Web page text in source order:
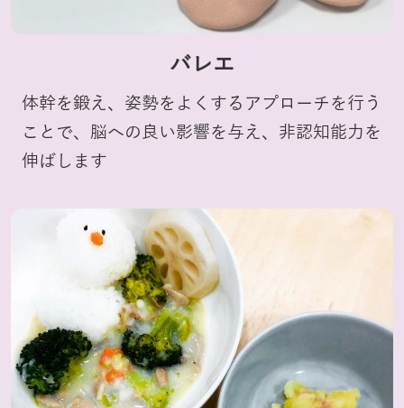
バレエ
体幹を鍛え、姿勢をよくするアプローチを行う
ことで、脳への良い影響を与え、非認知能力を
伸ばします